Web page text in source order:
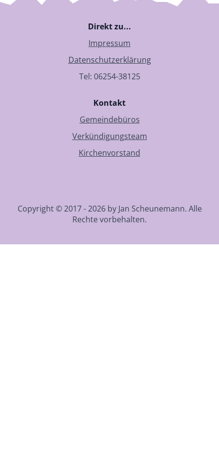
Direkt zu...
Impressum
Datenschutzerklärung
Tel: 06254-38125
Kontakt
Gemeindebüros
Verkündigungsteam
Kirchenvorstand
Copyright © 2017 - 2026 by Jan Scheunemann. Alle
Rechte vorbehalten.